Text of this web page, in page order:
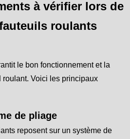
à vérifier lors de
roulants
le bon fonctionnement et la
roulant. Voici les principaux
de pliage
reposent sur un système de